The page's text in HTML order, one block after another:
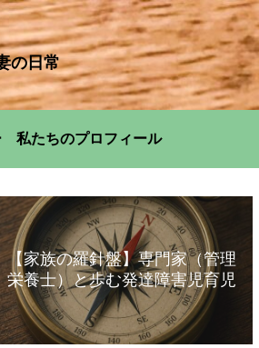
の日常
私たちのプロフィール
【家族の羅針盤】専門家（管理
栄養士）と歩む発達障害児育児